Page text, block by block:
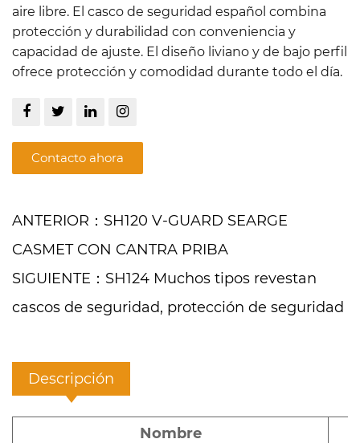
aire libre. El casco de seguridad español combina
protección y durabilidad con conveniencia y
capacidad de ajuste. El diseño liviano y de bajo perfil
ofrece protección y comodidad durante todo el día.
Contacto ahora
ANTERIOR：SH120 V-GUARD SEARGE
CASMET CON CANTRA PRIBA
SIGUIENTE：SH124 Muchos tipos revestan
cascos de seguridad, protección de seguridad
Descripción
Nombre